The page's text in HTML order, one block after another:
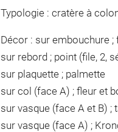
Typologie : cratère à
Décor : sur embouchure
sur rebord ; point (file, 2,
sur plaquette ; palmette
sur col (face A) ; fleur et
sur vasque (face A et B) ;
sur vasque (face A) ;